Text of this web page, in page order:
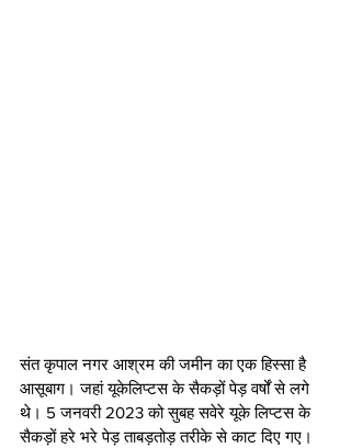
संत कृपाल नगर आश्रम की जमीन का एक हिस्सा है
आसूबाग। जहां यूकेलिप्टस के सैकड़ों पेड़ वर्षों से लगे
थे। 5 जनवरी 2023 को सुबह सवेरे यूके लिप्टस के
सैकड़ों हरे भरे पेड़ ताबड़तोड़ तरीके से काट दिए गए।